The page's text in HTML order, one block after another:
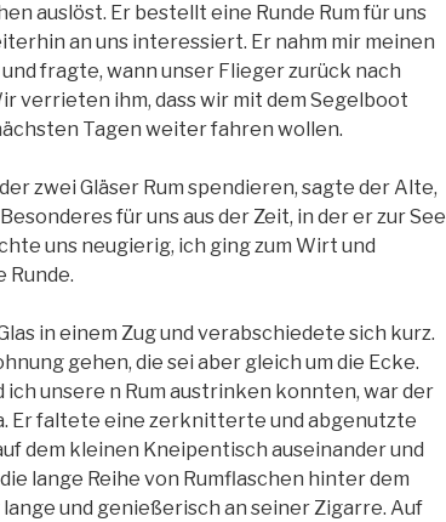
auslöst. Er bestellt eine Runde Rum für uns
an uns interessiert. Er nahm mir meinen
fragte, wann unser Flieger zurück nach
verrieten ihm, dass wir mit dem Segelboot
Tagen weiter fahren wollen.
zwei Gläser Rum spendieren, sagte der Alte,
für uns aus der Zeit, in der er zur See
uns neugierig, ich ging zum Wirt und
Runde.
in einem Zug und verabschiedete sich kurz.
gehen, die sei aber gleich um die Ecke.
ich unsere n Rum austrinken konnten, war der
Er faltete eine zerknitterte und abgenutzte
dem kleinen Kneipentisch auseinander und
lange Reihe von Rumflaschen hinter dem
lange und genießerisch an seiner Zigarre. Auf